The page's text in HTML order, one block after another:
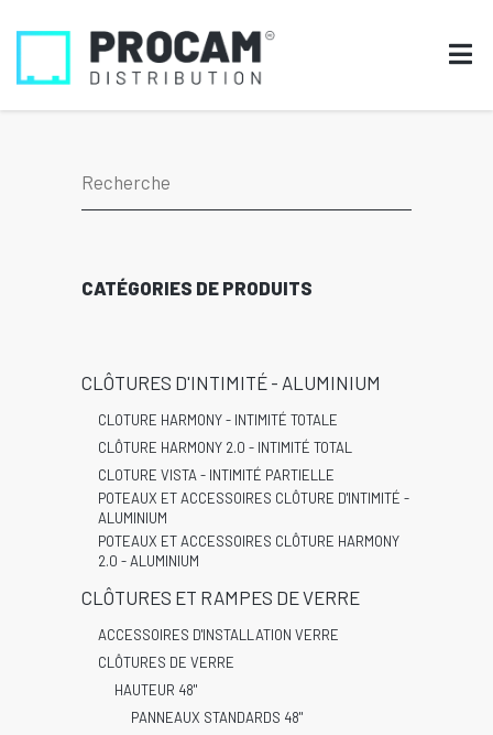
CATÉGORIES DE PRODUITS
CLÔTURES D'INTIMITÉ - ALUMINIUM
CLOTURE HARMONY - INTIMITÉ TOTALE
CLÔTURE HARMONY 2.0 - INTIMITÉ TOTAL
CLOTURE VISTA - INTIMITÉ PARTIELLE
POTEAUX ET ACCESSOIRES CLÔTURE D'INTIMITÉ -
ALUMINIUM
POTEAUX ET ACCESSOIRES CLÔTURE HARMONY
2.0 - ALUMINIUM
CLÔTURES ET RAMPES DE VERRE
ACCESSOIRES D'INSTALLATION VERRE
CLÔTURES DE VERRE
HAUTEUR 48"
PANNEAUX STANDARDS 48"